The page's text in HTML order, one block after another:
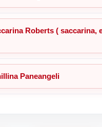
Roberts ( saccarina,
Paneangeli